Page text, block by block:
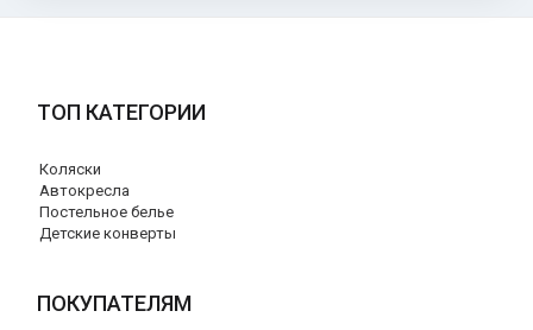
ТОП КАТЕГОРИИ
Коляски
Автокресла
Постельное белье
Детские конверты
ПОКУПАТЕЛЯМ